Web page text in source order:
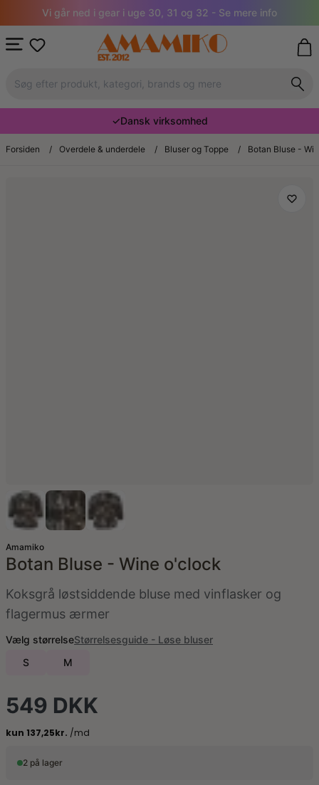
Vi går ned i gear i uge 30, 31 og 32 - Se mere info
✓Dansk virksomhed
Forsiden / Overdele & underdele / Bluser og Toppe / Botan Bluse -
Amamiko
Botan Bluse - Wine o'clock
Koksgrå løstsiddende bluse med vinflasker og
flagermus ærmer
Vælg størrelseStørrelsesguide - Løse bluser
S
M
549 DKK
2 på lager